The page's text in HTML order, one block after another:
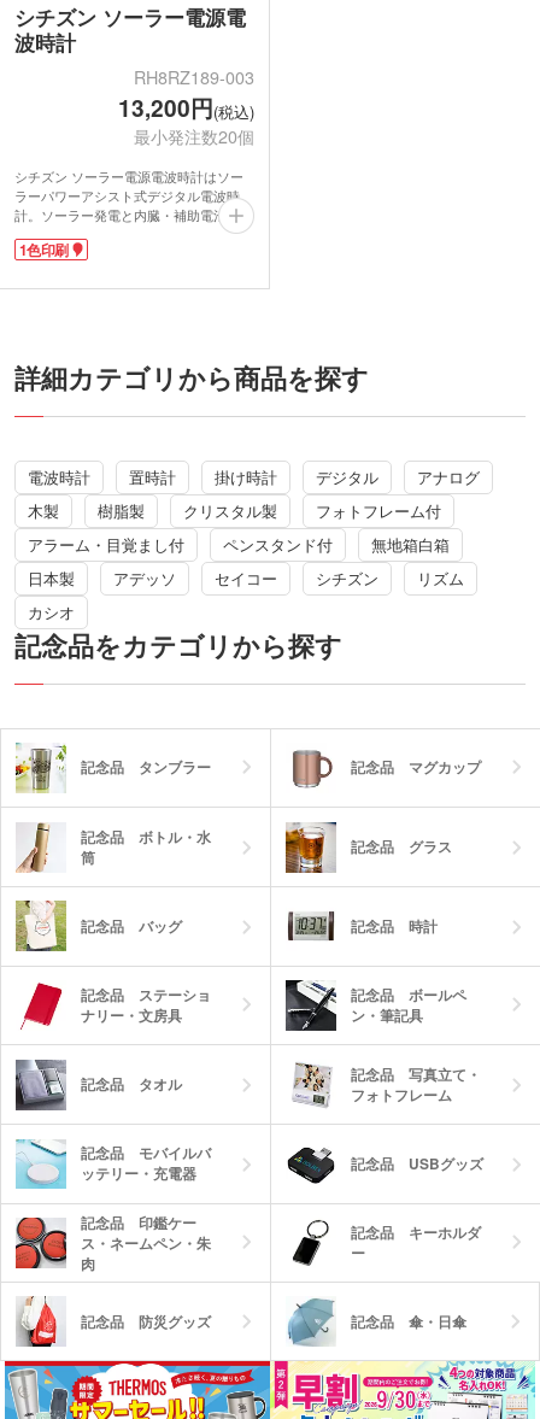
シチズン ソーラー電源電
波時計
RH8RZ189-003
13,200円(税込)
最小発注数20個
シチズン ソーラー電源電波時計はソー
ラーパワーアシスト式デジタル電波時
計。ソーラー発電と内臓・補助電池の使
用で電池の長寿命化を図っています。身
近なエコ・SDGsの取組みに。壁置き兼
認できます。温度・湿度・カレンダー表
や創立・竣工記念品など、想いのこもっ
た特別な贈り物にピッタリです。
1色印刷
詳細カテゴリから商品を探す
電波時計 置時計 掛け時計 デジタル
アナログ
木製
樹脂製 クリスタル製
フォトフレーム付
アラーム・目覚まし付
ペンスタンド付
無地箱白箱
日本製
アデッソ セイコー シチズン
リズム
カシオ
記念品をカテゴリから探す
記念品 タンブラー 記念品 マグカップ
記念品 ボトル・水
筒
記念品 グラス
記念品 バッグ 記念品 時計
記念品 ステーショ
ナリー・文房具
記念品 ボールペ
ン・筆記具
記念品 タオル
記念品 写真立て・
フォトフレーム
記念品 モバイルバ
ッテリー・充電器
記念品 USBグッズ
記念品 印鑑ケー
ス・ネームペン・朱
肉
記念品 キーホルダ
ー
記念品 防災グッズ 記念品 傘・日傘